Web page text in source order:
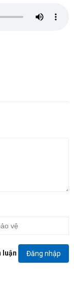
luận Đăng nhập